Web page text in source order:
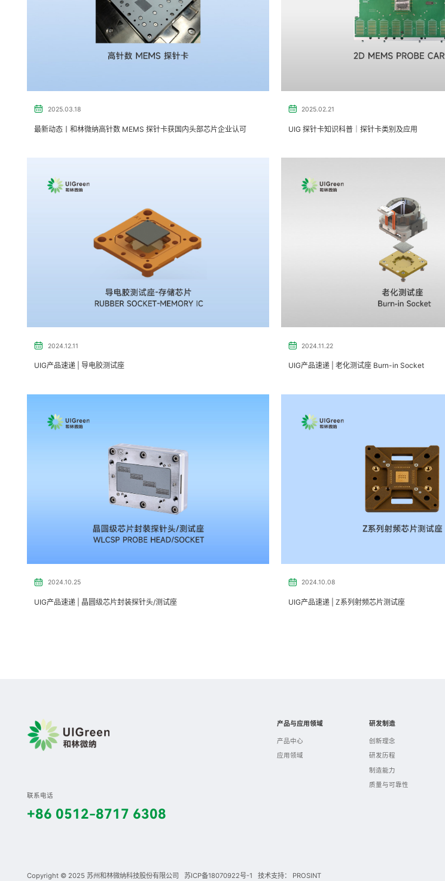
2025.03.18
最新动态丨和林微纳高针数 MEMS 探针卡获国内头部芯片企业认可
2025.02.21
UIG 探针卡知识科普｜探针卡类别及应用
2024.12.11
UIG产品速递 | ​​​导电胶测试座
2024.11.22
UIG产品速递 | ​​​老化测试座 Burn-in Socket
2024.10.25
UIG产品速递 | ​晶圆级芯片封装探针头/测试座
2024.10.08
UIG产品速递 | Z系列射频芯片测试座
联系电话
+86 0512-8717 6308
产品与应用领域
产品中心
应用领域
研发制造
创新理念
研发历程
制造能力
质量与可靠性
Copyright © 2025 苏州和林微纳科技股份有限公司 苏ICP备18070922号-1 技术支持： PROSINT